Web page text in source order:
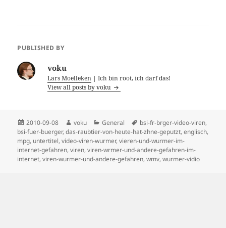
PUBLISHED BY
voku
Lars Moelleken | Ich bin root, ich darf das!
View all posts by voku
Posted
on
2010-09-08 Author
voku Categories
General Tags
bsi-fr-brger-video-viren,
bsi-fuer-buerger,das-raubtier-von-heute-hat-zhne-geputzt,englisch,
mpg, untertitel,video-viren-wurmer,vieren-und-wurmer-im-
internet-gefahren,viren,viren-wrmer-und-andere-gefahren-im-
internet,viren-wurmer-und-andere-gefahren,wmv,wurmer-vidio